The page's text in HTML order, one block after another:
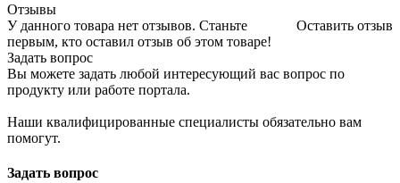
Отзывы
Оставить отзыв
У данного товара нет отзывов. Станьте
первым, кто оставил отзыв об этом товаре!
Задать вопрос
Вы можете задать любой интересующий вас вопрос по
продукту или работе портала.
Наши квалифицированные специалисты обязательно вам
помогут.
Задать вопрос